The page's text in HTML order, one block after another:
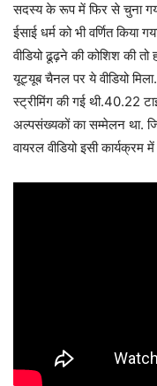
सदस्य के रूप में फिर से चुना
ईसाई धर्म को भी वर्णित
वीडियो ढूढ़ने की कोशिश की
यूट्यूब चैनल पर ये वीडियो
स्ट्रीमिंग की गई थी.40.22
अल्पसंख्यकों का सम्मेलन था.
वायरल वीडियो इसी